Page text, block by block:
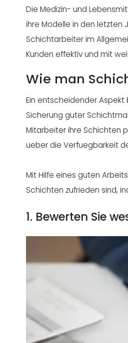
Die Medizin- und
ihre Modelle in den letzten
Schichtarbeiter im
Kunden effektiv und mit
Wie man
Ein entscheidender
Sicherung guter
Mitarbeiter ihre Schichten
ueber die Verfuegbarkeit
Mit Hilfe eines guten
Schichten zufrieden sind,
1. Bewerten Sie